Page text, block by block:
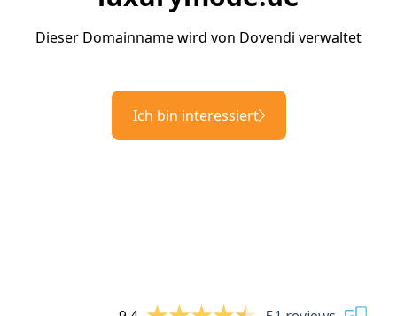
Dieser Domainname wird von Dovendi verwaltet
Ich bin interessiert